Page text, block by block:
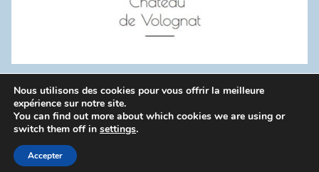
WordPress Theme: Donovan by ThemeZee.
Politique de confidentialité
Nous utilisons des cookies pour vous offrir la meilleure
expérience sur notre site.
You can find out more about which cookies we are using or
switch them off in settings.
Accepter